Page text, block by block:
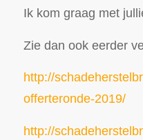
Ik kom graag met
Zie dan ook eerder
http://
offerteronde-2019/
http://